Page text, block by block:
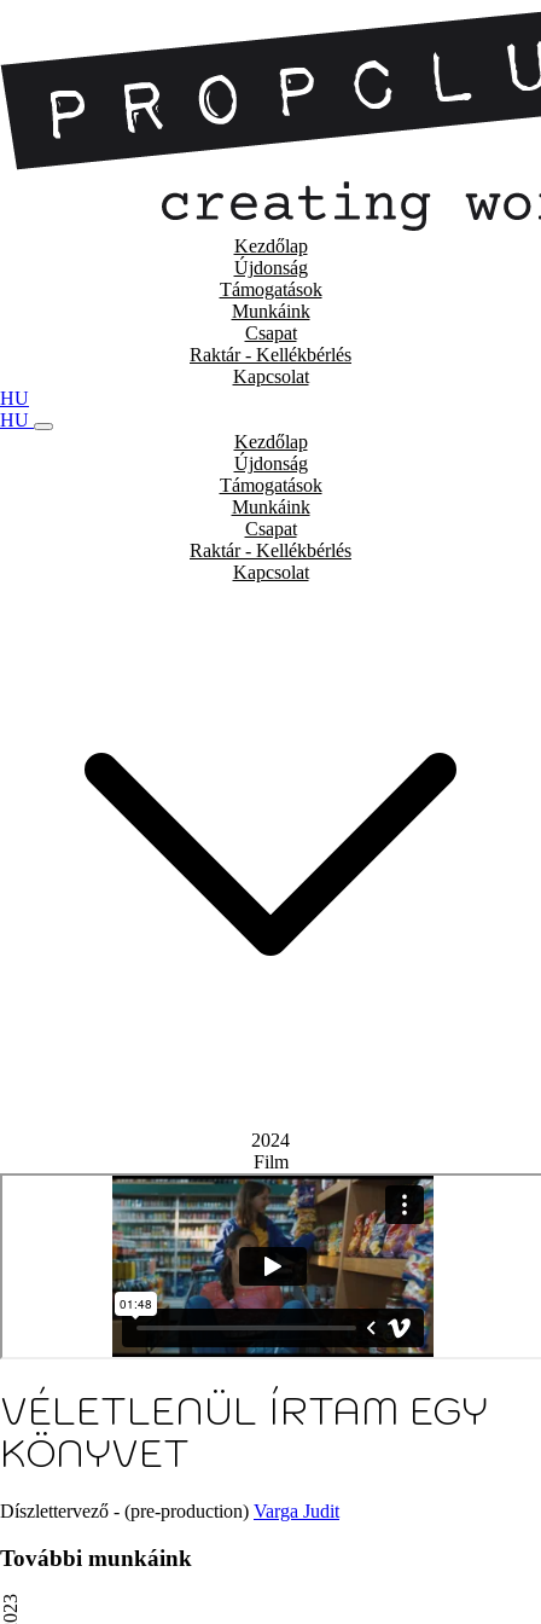
Kezdőlap
Újdonság
Támogatások
Munkáink
Csapat
Raktár - Kellékbérlés
Kapcsolat
HU
HU
Kezdőlap
Újdonság
Támogatások
Munkáink
Csapat
Raktár - Kellékbérlés
Kapcsolat
2024
Film
VÉLETLENÜL ÍRTAM EGY
KÖNYVET
Díszlettervező - (pre-production) Varga Judit
További munkáink
2023